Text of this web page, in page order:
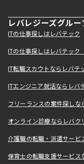
レバレジーズグル
ITの仕事探しはレバテック
ITの仕事探しはレバテック
IT転職スカウトならレバテ
ITエンジニア就活ならレバ
フリーランスの案件探しな
オンライン診療ならレバク
介護職の転職・派遣サービ
保育士の転職支援サービス